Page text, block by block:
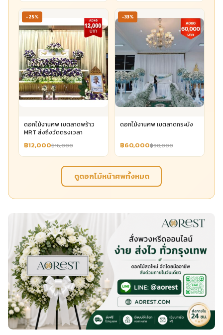
-25%
ดอกไม้งานศพ เขตลาดพร้าว
MRT ส่งถึงวัดตรงเวลา
฿12,000฿16,000
-33%
ดอกไม้งานศพ เขตลาดกระบัง
฿60,000฿90,000
ดูดอกไม้หน้าศพทั้งหมด